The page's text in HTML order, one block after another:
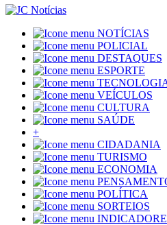
NOTÍCIAS
POLICIAL
DESTAQUES
ESPORTE
VEÍCULOS
CULTURA
SAÚDE
+
CIDADANIA
TURISMO
ECONOMIA
POLÍTICA
SORTEIOS